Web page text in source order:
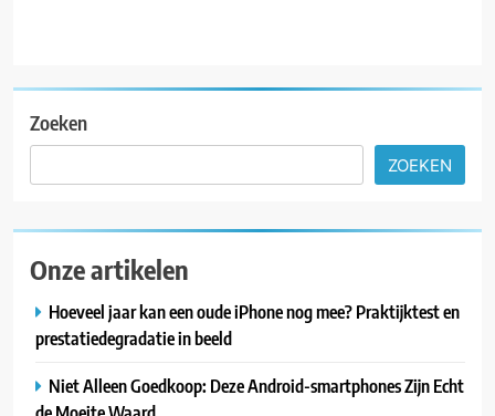
Zoeken
ZOEKEN
Onze artikelen
Hoeveel jaar kan een oude iPhone nog mee? Praktijktest en
prestatiedegradatie in beeld
Niet Alleen Goedkoop: Deze Android-smartphones Zijn Echt